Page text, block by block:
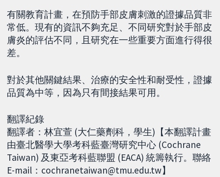
有關教育計畫，在預防手部皮膚刺激的證據品質非
常低。現有的資訊不夠充足、不同研究對於手部皮
膚炎的評估不同，且研究在一些重要方面進行得很
差。
對於其他關鍵結果、治療的安全性和耐受性，證據
品質為中等，因為只有間接結果可用。
翻譯紀錄
翻譯者：林宜萱 (大仁藥劑科，學生)【本翻譯計畫
由臺北醫學大學考科藍臺灣研究中心 (Cochrane
Taiwan) 及東亞考科藍聯盟 (EACA) 統籌執行。聯絡
E-mail：cochranetaiwan@tmu.edu.tw】